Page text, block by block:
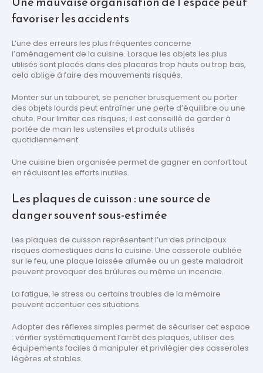
favoriser les accidents
L’une des erreurs les plus fréquentes concerne
l’aménagement de la cuisine. Lorsque les objets les plus
utilisés sont placés dans des placards trop hauts ou trop bas,
cela oblige à faire des mouvements risqués.
Monter sur un tabouret, se pencher brusquement ou porter
des objets lourds peut entraîner une perte d’équilibre ou une
chute. Pour limiter ces risques, il est conseillé de garder à
portée de main les ustensiles et produits utilisés
quotidiennement.
Une cuisine bien organisée permet de gagner en confort tout
en réduisant les efforts inutiles.
Les plaques de cuisson : une source de
danger souvent sous-estimée
Les plaques de cuisson représentent l’un des principaux
risques domestiques dans la cuisine. Une casserole oubliée
sur le feu, une plaque laissée allumée ou un geste maladroit
peuvent provoquer des brûlures ou même un incendie.
La fatigue, le stress ou certains troubles de la mémoire
peuvent accentuer ces situations.
Adopter des réflexes simples permet de sécuriser cet espace
: vérifier systématiquement l’arrêt des plaques, utiliser des
équipements faciles à manipuler et privilégier des casseroles
légères et stables.